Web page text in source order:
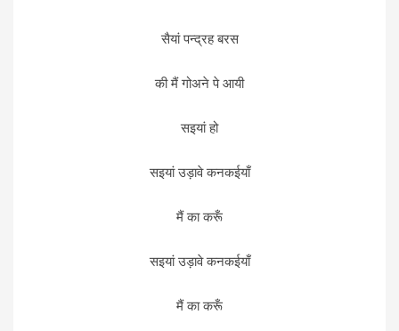
सैयां पन्द्रह बरस
की मैं गोअने पे आयी
सइयां हो
सइयां उड़ावे कनकईयाँ
मैं का करूँ
सइयां उड़ावे कनकईयाँ
मैं का करूँ